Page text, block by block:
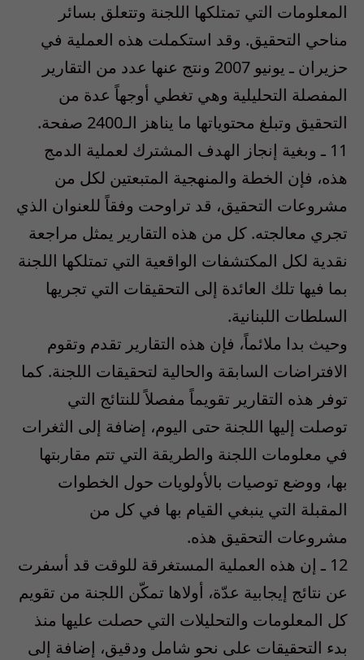
المعلومات التي تمتلكها اللجنة وتتعلق بسائر
مناحي التحقيق. وقد استكملت هذه العملية في
حزيران ـ يونيو 2007 ونتج عنها عدد من التقارير
المفصلة التحليلية وهي تغطي أوجهاً عدة من
التحقيق وتبلغ محتوياتها ما يناهز الـ2400 صفحة.
11 ـ وبغية إنجاز الهدف المشترك لعملية الدمج
هذه، فإن الخطة والمنهجية المتبعتين لكل من
مشروعات التحقيق، قد تراوحت وفقاً للعنوان الذي
تجري معالجته. كل من هذه التقارير يمثل مراجعة
نقدية لكل المكتشفات الواقعية التي تمتلكها اللجنة
بما فيها تلك العائدة إلى التحقيقات التي تجريها
السلطات اللبنانية.
وحيث بدا ملائماً، فإن هذه التقارير تقدم وتقوم
الافتراضات السابقة والحالية لتحقيقات اللجنة. كما
توفر هذه التقارير تقويماً مفصلاً للنتائج التي
توصلت إليها اللجنة حتى اليوم، إضافة إلى الثغرات
في معلومات اللجنة والطريقة التي تتم مقاربتها
بها، ووضع توصيات بالأولويات حول الخطوات
المقبلة التي ينبغي القيام بها في كل من
مشروعات التحقيق هذه.
12 ـ إن هذه العملية المستغرقة للوقت قد أسفرت
عن نتائج إيجابية عدّة، أولاها تمكّن اللجنة من تقويم
كل المعلومات والتحليلات التي حصلت عليها منذ
بدء التحقيقات على نحو شامل ودقيق، إضافة إلى